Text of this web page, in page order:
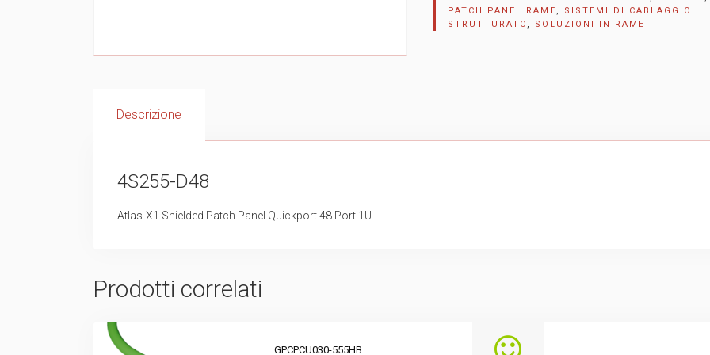
PATCH PANEL RAME , SISTEMI DI CABLAGGIO
STRUTTURATO , SOLUZIONI IN RAME
Descrizione
4S255-D48
Atlas-X1 Shielded Patch Panel Quickport 48 Port 1U
Prodotti correlati
GPCPCU030-555HB